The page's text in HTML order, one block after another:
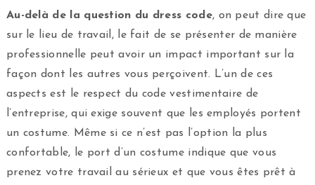
Au-delà de la question du dress code, on peut dire que
sur le lieu de travail, le fait de se présenter de manière
professionnelle peut avoir un impact important sur la
façon dont les autres vous perçoivent. L’un de ces
aspects est le respect du code vestimentaire de
l’entreprise, qui exige souvent que les employés portent
un costume. Même si ce n’est pas l’option la plus
confortable, le port d’un costume indique que vous
prenez votre travail au sérieux et que vous êtes prêt à